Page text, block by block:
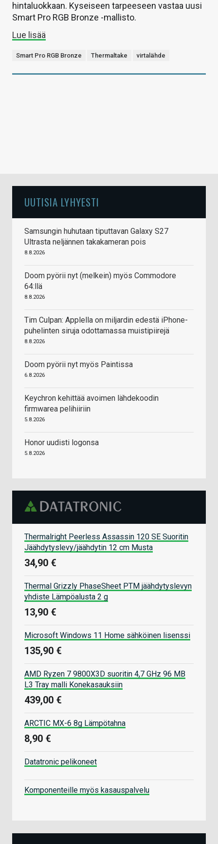
hintaluokkaan. Kyseiseen tarpeeseen vastaa uusi
Smart Pro RGB Bronze -mallisto.
Lue lisää
Smart Pro RGB Bronze Thermaltake virtalähde
UUTISIA LYHYESTI
Samsungin huhutaan tiputtavan Galaxy S27
Ultrasta neljännen takakameran pois
8.8.2026
Doom pyörii nyt (melkein) myös Commodore
64:llä
8.8.2026
Tim Culpan: Applella on miljardin edestä iPhone-
puhelinten siruja odottamassa muistipiirejä
8.8.2026
Doom pyörii nyt myös Paintissa
6.8.2026
Keychron kehittää avoimen lähdekoodin
firmwarea pelihiiriin
5.8.2026
Honor uudisti logonsa
5.8.2026
Thermalright Peerless Assassin 120 SE Suoritin
Jäähdytyslevy/jäähdytin 12 cm Musta
34,90 €
Thermal Grizzly PhaseSheet PTM jäähdytyslevyn
yhdiste Lämpöalusta 2 g
13,90 €
Microsoft Windows 11 Home sähköinen lisenssi
135,90 €
AMD Ryzen 7 9800X3D suoritin 4,7 GHz 96 MB
L3 Tray malli Konekasauksiin
439,00 €
ARCTIC MX-6 8g Lämpötahna
8,90 €
Datatronic pelikoneet
Komponenteille myös kasauspalvelu